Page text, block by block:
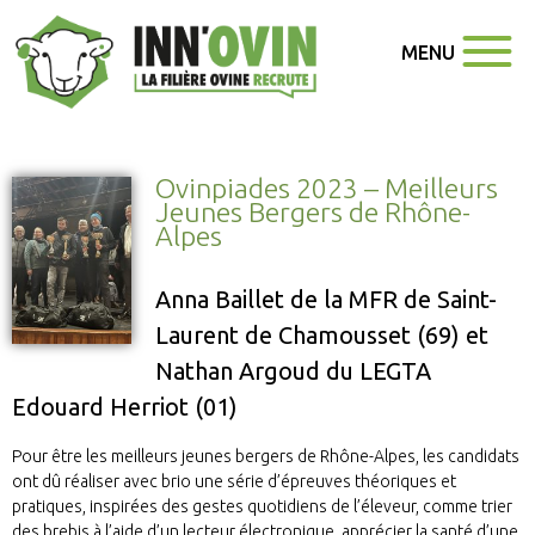
MENU
Ovinpiades 2023 – Meilleurs
Jeunes Bergers de Rhône-
Alpes
Anna Baillet de la MFR de Saint-
Laurent de Chamousset (69) et
Nathan Argoud du LEGTA
Edouard Herriot (01)
Pour être les meilleurs jeunes bergers de Rhône-Alpes, les candidats
ont dû réaliser avec brio une série d’épreuves théoriques et
pratiques, inspirées des gestes quotidiens de l’éleveur, comme trier